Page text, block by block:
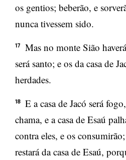
os gentios; beberão, e
nunca tivessem sido.
17
Mas no monte Sião
será santo; e os da casa de
herdades.
18
E a casa de Jacó será
chama, e a casa de Esaú
contra eles, e os
restará da casa de Esaú,